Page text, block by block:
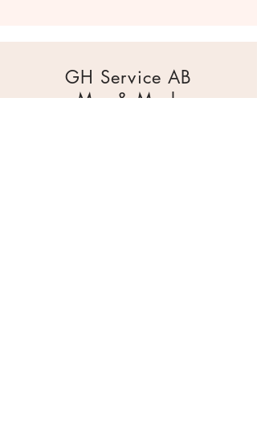
GH Service AB
Mur & Mark